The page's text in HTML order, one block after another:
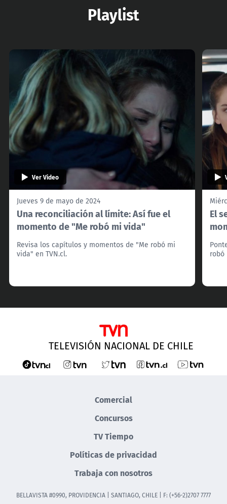
Playlist
Ver Video
Jueves 9 de mayo de 2024
Una reconciliación al límite: Así fue el
momento de "Me robó mi vida"
Revisa los capítulos y momentos de "Me robó mi
vida" en TVN.cl.
El
robó
TELEVISIÓN NACIONAL DE CHILE
Comercial
Concursos
TV Tiempo
Políticas de privacidad
Trabaja con nosotros
BELLAVISTA #0990, PROVIDENCIA | SANTIAGO, CHILE | F: (+56-2)2707 7777